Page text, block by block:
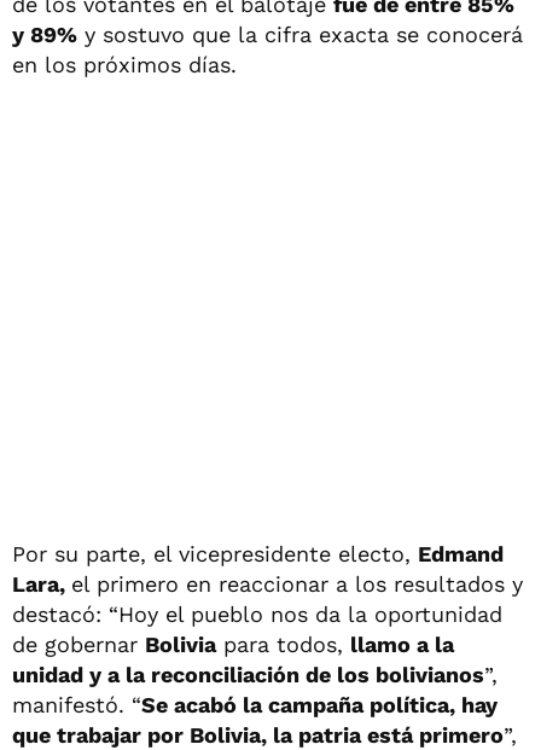
y 89% y sostuvo que la cifra exacta se conocerá
en los próximos días.
Por su parte, el vicepresidente electo, Edmand
Lara, el primero en reaccionar a los resultados y
destacó: “Hoy el pueblo nos da la oportunidad
de gobernar Boliviapara todos, llamo a la
unidad y a la reconciliación de los bolivianos”,
manifestó. “Se acabó la campaña política, hay
que trabajar por Bolivia, la patria está primero”,